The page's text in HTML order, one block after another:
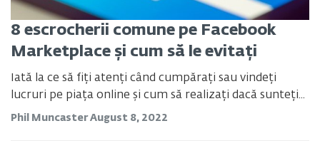
8 escrocherii comune pe Facebook
Marketplace și cum să le evitați
Iată la ce să fiți atenți când cumpărați sau vindeți
lucruri pe piața online și cum să realizați dacă sunteți...
Phil MuncasterAugust 8, 2022